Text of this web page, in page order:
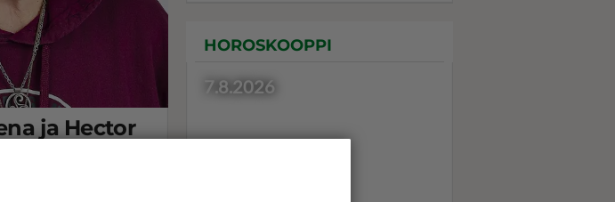
ja Hector
HOROSKOOPPI
7.8.2026